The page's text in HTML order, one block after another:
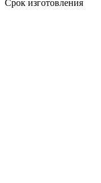
Срок изготовления